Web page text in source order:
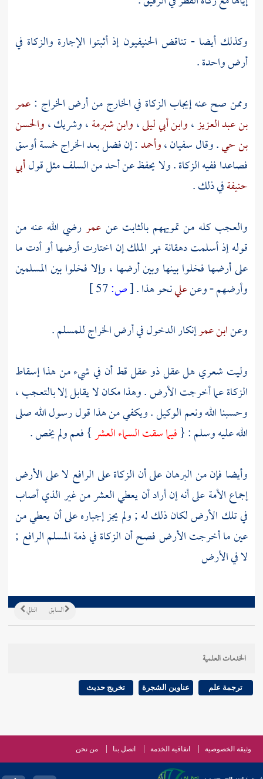
وكذلك أيضا - تناقض الحنيفيون إذ أثبتوا الإجارة والزكاة في
أرض واحدة .
وممن صح عنه إيجاب الزكاة في الخارج من أرض الخراج :عمر
بن عبد العزيز،وابن أبي ليلى،وابن شبرمة،وشريك،والحسن
بن حي. وقالسفيان،وأحمد: إن فضل بعد الخراج خمسة أوسق
فصاعدا ففيه الزكاة . ولا يحفظ عن أحد منالسلفمثل قولأبي
حنيفةفي ذلك .
والعجب كله من تمويههم بالثابت عن عمررضي الله عنه من
قوله إذ أسلمت دهقانة نهر الملك إن اختارت أرضها أو أدت ما
على أرضها فخلوا بينها وبين أرضها ، وإلا فخلوا بين المسلمين
وأرضهم - وعنعلينحو هذا .[ص:
وعنابن عمرإنكار الدخول في أرض الخراج للمسلم .
وليت شعري هل عقل ذو عقل قط أن في شيء من هذا إسقاط
الزكاة عما أخرجت الأرض . وهذا مكان لا يقابل إلا بالتعجب ،
وحسبنا الله ونعم الوكيل . ويكفي من هذا قول رسول الله صلى
الله عليه وسلم : {فيما سقت السماء العشر} فعم ولم يخص .
وأيضا فإن من البرهان على أن الزكاة على الرافع لا على الأرض
إجماع الأمة على أنه إن أراد أن يعطي العشر من غير الذي أصاب
في تلك الأرض لكان ذلك له ; ولم يجز إجباره على أن يعطي من
عين ما أخرجت الأرض فصح أن الزكاة في ذمة المسلم الرافع ;
لا في الأرض
التالي السابق
الخدمات العلمية
ترجمة علم عناوين الشجرة تخريج حديث
وثيقة الخصوصية اتفاقية الخدمة اتصل بنا من نحن